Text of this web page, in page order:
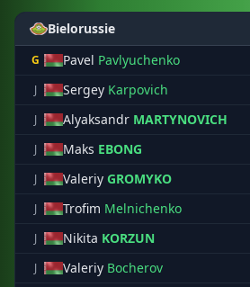
Bielorussie
G Pavel Pavlyuchenko
J Sergey Karpovich
J Alyaksandr MARTYNOVICH
J Maks EBONG
J Valeriy GROMYKO
J
Trofim Melnichenko
J
Nikita KORZUN
J
Valeriy Bocherov